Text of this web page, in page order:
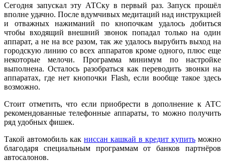
Сегодня запускал эту АТСку в первый раз. Запуск прошёл
вполне удачно. После вдумчивых медитаций над инструкцией
и отважных нажиманий по кнопочкам удалось добиться
чтобы входящий внешний звонок попадал только на один
аппарат, а не на все разом, так же удалось вырубить выход на
городскую линию со всех аппаратов кроме одного, плюс еще
некоторые мелочи. Программа минимум по настройке
выполнена. Осталось разобраться как переводить звонки на
аппаратах, где нет кнопочки Flash, если вообще такое здесь
возможно.
Стоит отметить, что если приобрести в дополнение к АТС
рекомендованные телефонные аппараты, то можно получить
ряд удобных фишек.
Такой автомобиль как ниссан кашкай в кредит купить можно
благодаря специальным программам от банков партнёров
автосалонов.